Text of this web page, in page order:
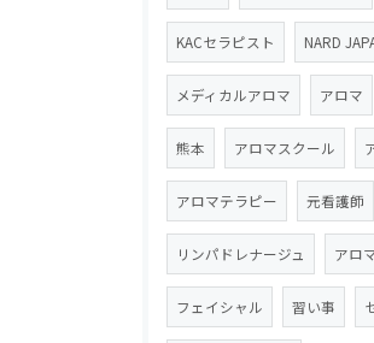
KACセラピスト NARD
メディカルアロマ アロマ
熊本 アロマスクール
アロマテラピー 元看護師
リンパドレナージュ アロ
フェイシャル 習い事